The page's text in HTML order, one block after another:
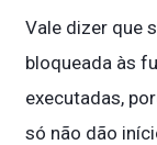
Vale dizer que
bloqueada às
executadas,
só não dão